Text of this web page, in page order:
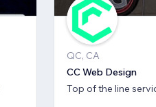
QC, CA
CC Web Design
Top of the line